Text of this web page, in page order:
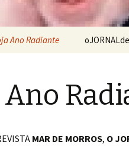
Ano Radiante
Ano
MAR DE MORROS, O